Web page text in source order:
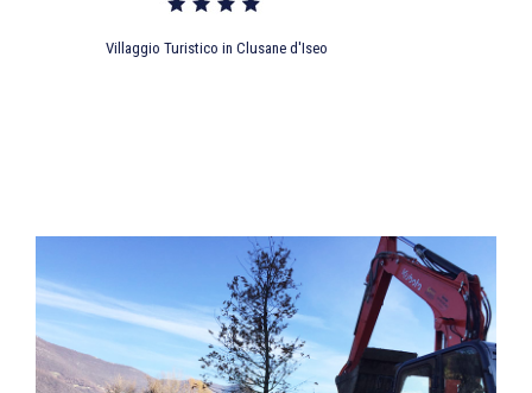
Villaggio Turistico in Clusane d'Iseo
Larger
Image